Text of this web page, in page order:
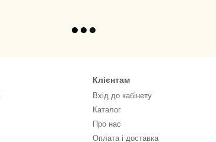
Клієнтам
Вхід до кабінету
Каталог
Про нас
Оплата і доставка